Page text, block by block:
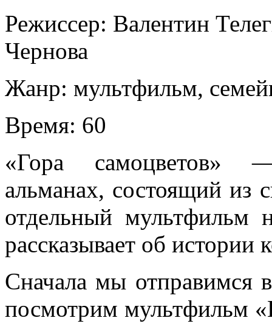
Режиссер: Валентин
Чернова
Жанр: мультфильм,
Время: 60
«Гора самоцветов»
альманах, состоящий из
отдельный мультфильм
рассказывает об истории
Сначала мы отправимся
посмотрим мультфильм